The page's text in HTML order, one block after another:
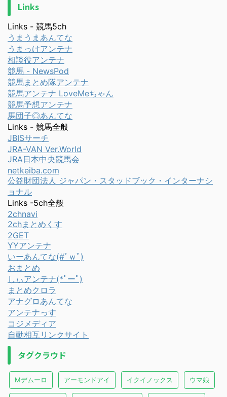
Links
Links - 競馬5ch
うまうまあんてな
うまっけアンテナ
相談役アンテナ
競馬 - NewsPod
競馬まとめ隊アンテナ
競馬アンテナ LoveMeちゃん
競馬予想アンテナ
馬団子◎あんてな
Links - 競馬全般
JBISサーチ
JRA-VAN Ver.World
JRA日本中央競馬会
netkeiba.com
公益財団法人 ジャパン・スタッドブック・インターナシ
ョナル
Links -5ch全般
2chnavi
2chまとめくす
2GET
YYアンテナ
いーあんてな(#ﾟｗﾟ)
おまとめ
しぃアンテナ(*ﾟーﾟ)
まとめクロラ
アナグロあんてな
アンテナっす
コジメディア
自動相互リンクサイト
タグクラウド
Mデムーロ アーモンドアイ イクイノックス ウマ娘